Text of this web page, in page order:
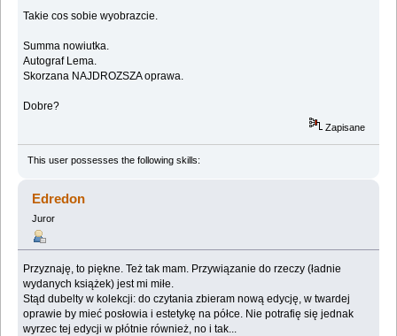
Takie cos sobie wyobrazcie.
Summa nowiutka.
Autograf Lema.
Skorzana NAJDROZSZA oprawa.
Dobre?
Zapisane
This user possesses the following skills:
Edredon
Juror
Przyznaję, to piękne. Też tak mam. Przywiązanie do rzeczy (ładnie
wydanych książek) jest mi miłe.
Stąd dubelty w kolekcji: do czytania zbieram nową edycję, w twardej
oprawie by mieć posłowia i estetykę na półce. Nie potrafię się jednak
wyrzec tej edycji w płótnie również, no i tak...